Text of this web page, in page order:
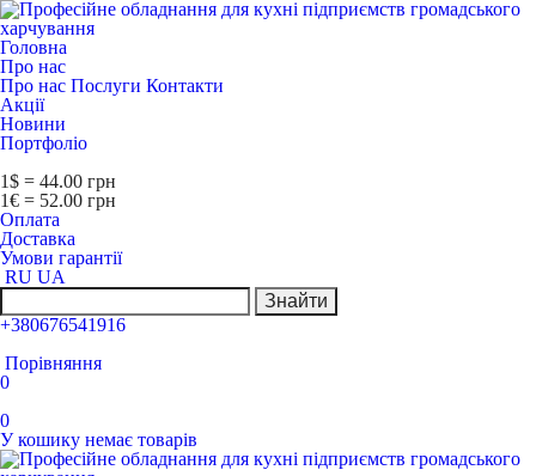
Головна
Про нас
Про нас Послуги Контакти
Акції
Новини
Портфоліо
1$ = 44.00 грн
1€ = 52.00 грн
Оплата
Доставка
Умови гарантії
RU UA
Знайти
+380676541916
Порівняння
0
0
У кошику немає товарів